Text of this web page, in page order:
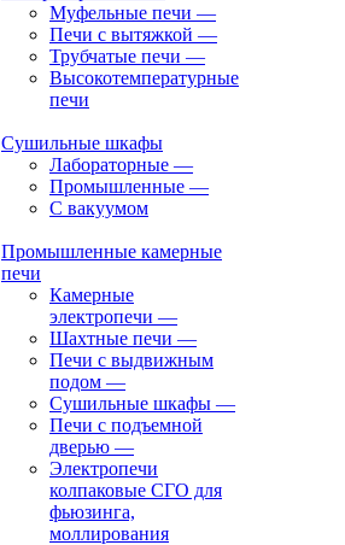
Муфельные печи —
Печи с вытяжкой —
Трубчатые печи —
Высокотемпературные
печи
Сушильные шкафы
Лабораторные —
Промышленные —
С вакуумом
Промышленные камерные
печи
Камерные
электропечи —
Шахтные печи —
Печи с выдвижным
подом —
Сушильные шкафы —
Печи с подъемной
дверью —
Электропечи
колпаковые СГО для
фьюзинга,
моллирования